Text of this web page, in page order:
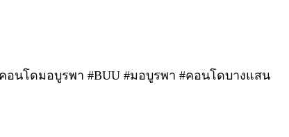
คอนโดมอบูรพา #BUU #มอบูรพา #คอนโดบางแสน